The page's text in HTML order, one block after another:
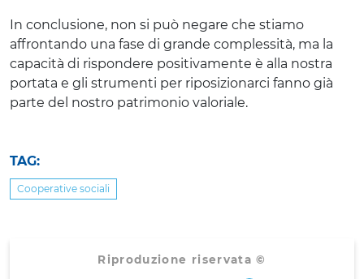
In conclusione, non si può negare che stiamo
affrontando una fase di grande complessità, ma la
capacità di rispondere positivamente è alla nostra
portata e gli strumenti per riposizionarci fanno già
parte del nostro patrimonio valoriale.
TAG:
Cooperative sociali
Riproduzione riservata ©